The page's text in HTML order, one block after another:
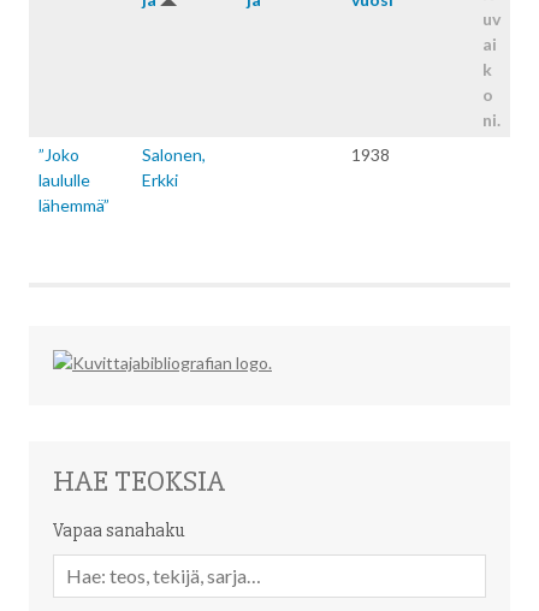
”Joko
laululle
lähemmä”
Salonen,
Erkki
1938
HAE TEOKSIA
Vapaa sanahaku
sanahaku